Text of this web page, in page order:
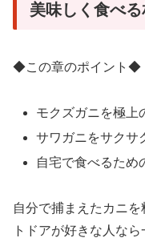
美味しく食べ
◆この章のポイント◆
モクズガニを極上
サワガニをサクサ
自宅で食べるため
自分で捕まえたカニ
トドアが好きな人な